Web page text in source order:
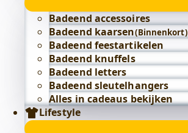
Badeend accessoires
Badeend kaarsen(Binnenkort)
Badeend feestartikelen
Badeend knuffels
Badeend letters
Badeend sleutelhangers
Alles in cadeaus bekijken
Lifestyle